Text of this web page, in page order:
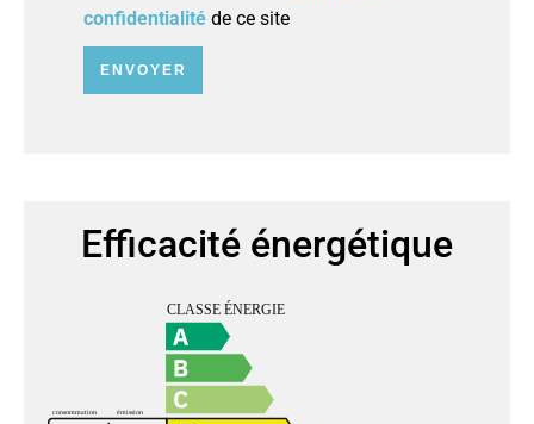
confidentialité de ce site
ENVOYER
Efficacité énergétique